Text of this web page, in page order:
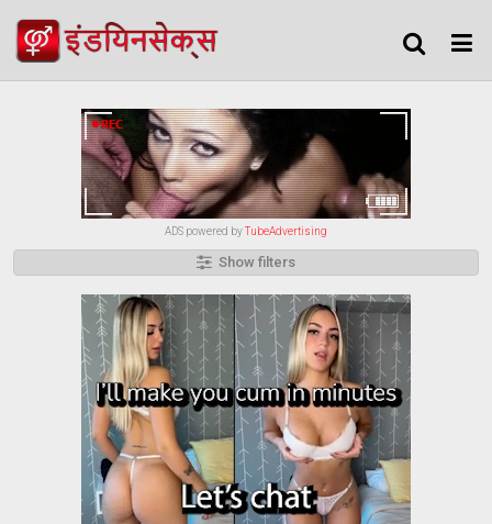
ADS powered byTubeAdvertising
Show filters